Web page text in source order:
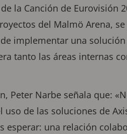
la Canción de Eurovisión
del Malmö Arena,
implementar una
tanto las áreas internas
Peter Narbe señala que:
de las soluciones de
esperar: una relación